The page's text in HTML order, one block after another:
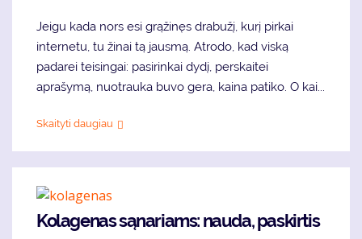
Jeigu kada nors esi grąžinęs drabužį, kurį pirkai
internetu, tu žinai tą jausmą. Atrodo, kad viską
padarei teisingai: pasirinkai dydį, perskaitei
aprašymą, nuotrauka buvo gera, kaina patiko. O kai...
Skaityti daugiau
Kolagenas sąnariams: nauda, paskirtis